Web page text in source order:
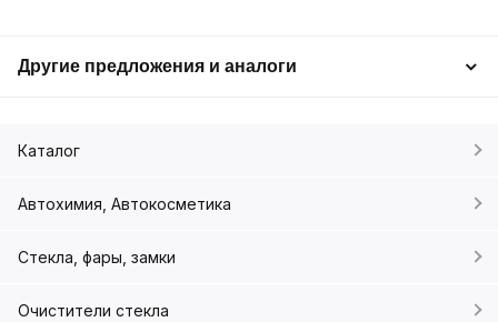
Другие предложения и аналоги
Каталог
Автохимия, Автокосметика
Стекла, фары, замки
Очистители стекла